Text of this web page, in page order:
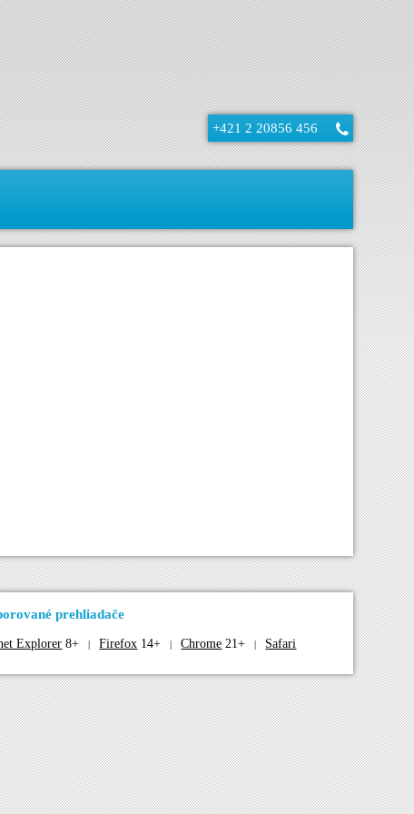
+421 2 20856 456
prehliadače
Explorer 8+ | Firefox 14+ | Chrome 21+ |
Safari